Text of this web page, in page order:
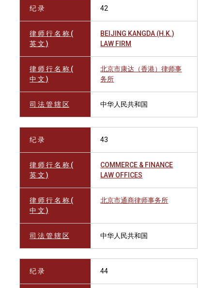
纪 录 42
律 师 行 名 称 (
英 文 )
BEIJING KANGDA (H.K.)
LAW FIRM
律 师 行 名 称 (
中 文 )
北京市康达（香港）律师事
务所
司 法 管 辖 区 中华人民共和国
纪 录 43
律 师 行 名 称 (
英 文 )
COMMERCE & FINANCE
LAW OFFICES
律 师 行 名 称 (
中 文 )
北京市通商律师事务所
司 法 管 辖 区 中华人民共和国
纪 录 44